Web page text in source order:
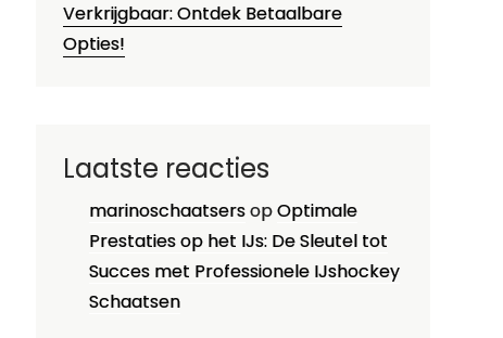
Verkrijgbaar: Ontdek Betaalbare
Opties!
Laatste reacties
marinoschaatsersopOptimale
Prestaties op het IJs: De Sleutel tot
Succes met Professionele IJshockey
Schaatsen